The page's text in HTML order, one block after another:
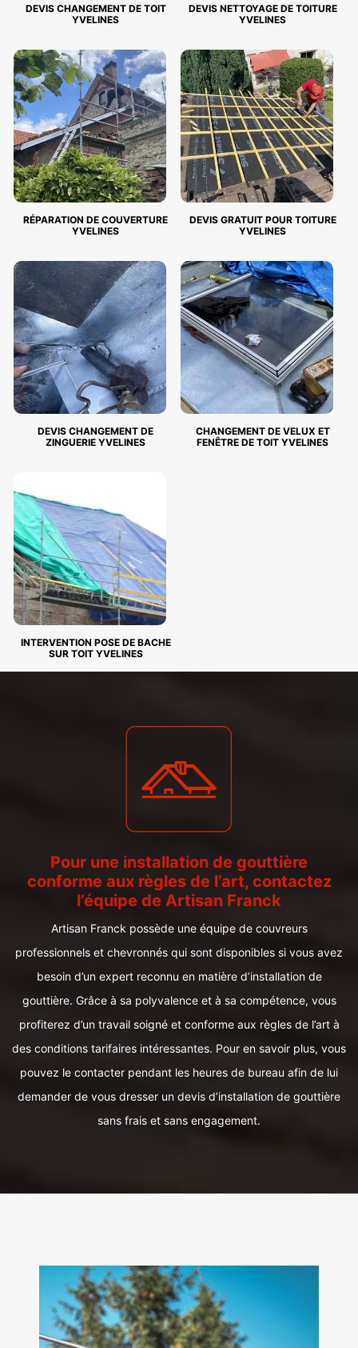
DEVIS CHANGEMENT DE TOIT
YVELINES
DEVIS NETTOYAGE DE TOITURE
YVELINES
RÉPARATION DE COUVERTURE
YVELINES
DEVIS GRATUIT POUR TOITURE
YVELINES
DEVIS CHANGEMENT DE
ZINGUERIE YVELINES
CHANGEMENT DE VELUX ET
FENÊTRE DE TOIT YVELINES
INTERVENTION POSE DE BACHE
SUR TOIT YVELINES
Pour une installation de gouttière
conforme aux règles de l’art, contactez
l’équipe de Artisan Franck
Artisan Franck possède une équipe de couvreurs
professionnels et chevronnés qui sont disponibles si vous avez
besoin d’un expert reconnu en matière d’installation de
gouttière. Grâce à sa polyvalence et à sa compétence, vous
profiterez d’un travail soigné et conforme aux règles de l’art à
des conditions tarifaires intéressantes. Pour en savoir plus, vous
pouvez le contacter pendant les heures de bureau afin de lui
demander de vous dresser un devis d’installation de gouttière
sans frais et sans engagement.